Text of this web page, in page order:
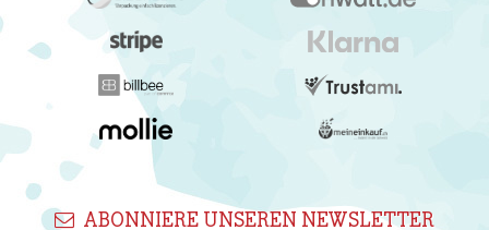
ABONNIERE UNSEREN NEWSLETTER